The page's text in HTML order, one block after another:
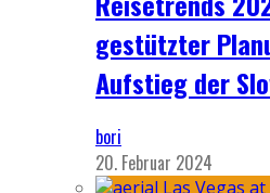
gestützter
Aufstieg der
bori
20. Februar 2024